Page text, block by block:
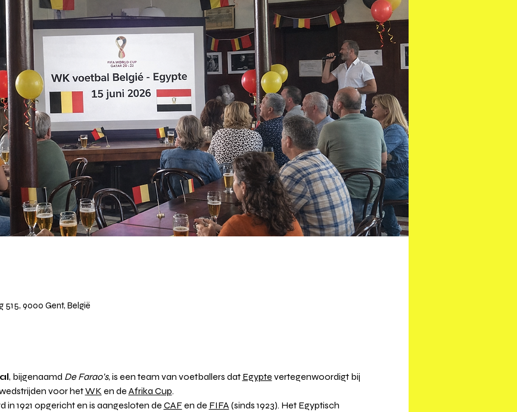
9000 Gent, België
, bijgenaamd De Farao's, is een team van voetballers dat Egypte vertegenwoordigt bij
voor het WK en de Afrika Cup.
1921 opgericht en is aangesloten de CAF en de FIFA (sinds 1923). Het Egyptisch